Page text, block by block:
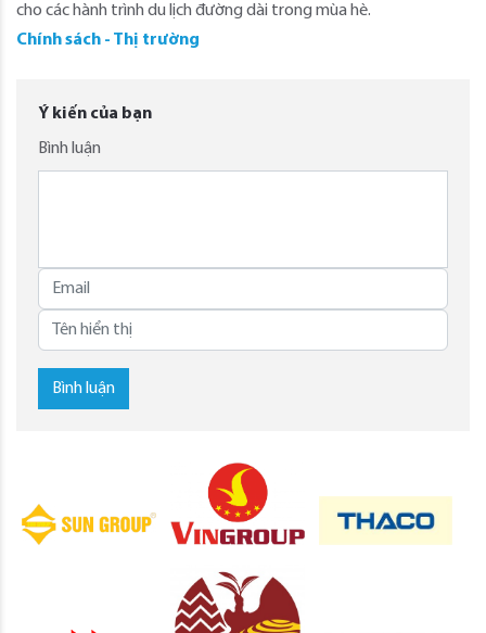
cho các hành trình du lịch đường dài trong mùa hè.
Chính sách - Thị trường
Ý kiến của bạn
Bình luận
Bình luận